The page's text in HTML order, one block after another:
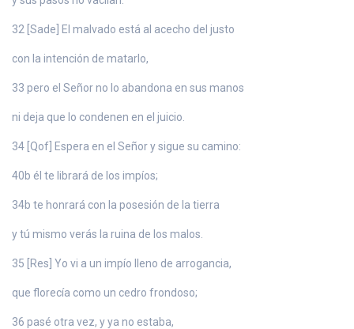
32 [Sade] El malvado está al acecho del justo
con la intención de matarlo,
33 pero el Señor no lo abandona en sus manos
ni deja que lo condenen en el juicio.
34 [Qof] Espera en el Señor y sigue su camino:
40b él te librará de los impíos;
34b te honrará con la posesión de la tierra
y tú mismo verás la ruina de los malos.
35 [Res] Yo vi a un impío lleno de arrogancia,
que florecía como un cedro frondoso;
36 pasé otra vez, y ya no estaba,